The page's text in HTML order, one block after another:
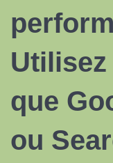
que
ou